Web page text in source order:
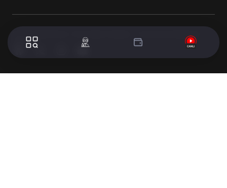
© 2024 WorldTurk. Tüm Hakları Saklıdır. - Tasarım & Geliştirme :
Volion's